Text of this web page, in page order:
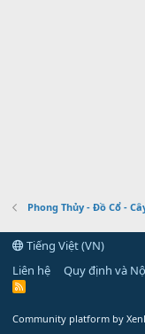
Phong Thủy - Đồ Cổ -
Tiếng Việt (VN)
Liên hệ
Quy định và
R
Community platform by